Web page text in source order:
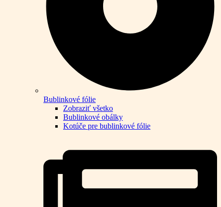
Bublinkové fólie
Zobraziť všetko
Bublinkové obálky
Kotúče pre bublinkové fólie